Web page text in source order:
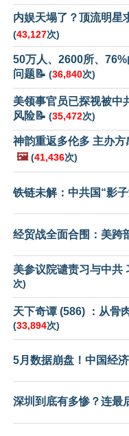
内娱天塌了？顶流明星
(43,127次)
50万人、2600所、
问题📝 (36,840次)
美领事官员已探视被中
风险📝 (35,472次)
神韵重返多伦多 主办
🖼️ (41,436次)
铁链未解：中共国“影
经贸战全面合围：美跨
美参议院谴责习与中共
次)
天下奇谭 (586) ：从骨
(33,894次)
5月数据崩盘！中国经
深圳到底有多惨？连最